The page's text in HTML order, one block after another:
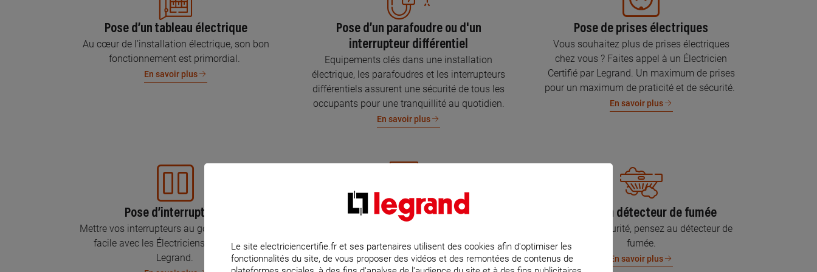
Pose d’un tableau électrique
Au cœur de l’installation électrique, son bon
fonctionnement est primordial.
En savoir plus
Pose d’un parafoudre ou d'un
interrupteur différentiel
Equipements clés dans une installation
électrique, les parafoudres et les interrupteurs
différentiels assurent une sécurité de tous les
occupants pour une tranquillité au quotidien.
En savoir plus
Pose de prises électriques
Vous souhaitez plus de prises électriques
chez vous ? Faites appel à un Électricien
Certifié par Legrand. Un maximum de prises
pour un maximum de praticité et de sécurité.
En savoir plus
Pose d’interrupteurs
Mettre vos interrupteurs au goût du jour, c’est
facile avec les Électriciens Certifiés par
Legrand.
Mise aux normes de l’installation
Parce que l’électricité implique la sécurité et la
protection de votre famille et de vos biens,
Pose d’un détecteur de fumée
Pour votre sécurité, pensez au détecteur de
fumée.
En savoir plus
Le site electriciencertifie.fr et ses partenaires utilisent des cookies afin d'optimiser les
fonctionnalités du site, de vous proposer des vidéos et des remontées de contenus de